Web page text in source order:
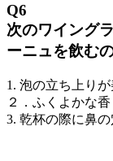
Q6
次のワイング
ーニュを飲む
1. 泡の立ち上り
２．ふくよかな
3. 乾杯の際に鼻